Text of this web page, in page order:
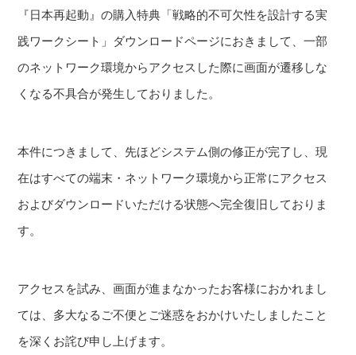
『日本再起動』の購入特典「戦略的不可欠性を設計する実
践ワークシート」ダウンロードページにおきまして、一部
のネットワーク環境からアクセスした際に画面が遷移しな
くなる不具合が発生しておりました。
本件につきまして、先ほどシステム側の修正が完了し、現
在はすべての端末・ネットワーク環境から正常にアクセス
およびダウンロードいただける状態へ完全復旧しておりま
す。
アクセスを試み、画面が進まなかったお客様におかれまし
ては、多大なるご不便とご迷惑をおかけいたしましたこと
を深くお詫び申し上げます。